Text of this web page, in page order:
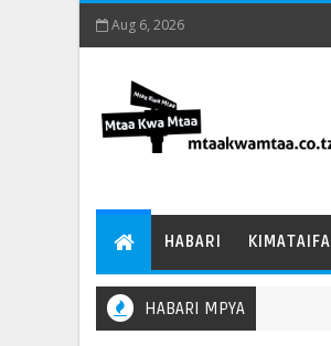
Aug 6, 2026
HABARI KIMATAIFA
HABARI MPYA